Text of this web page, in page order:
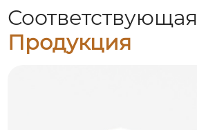
Соответствующая
Продукция